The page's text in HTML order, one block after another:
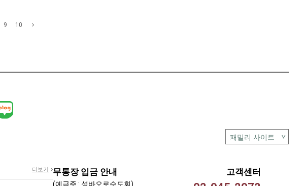
9 10
더보기 무통장 입금 안내
(예금주 : 성바오로수도회)
고객센터